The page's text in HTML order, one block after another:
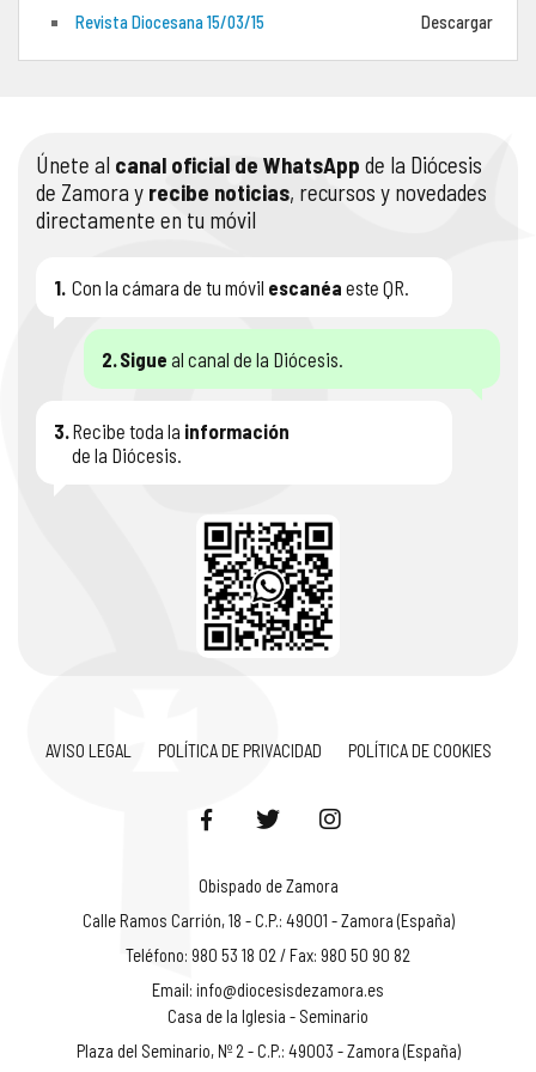
Revista Diocesana 15/03/15 Descargar
Únete al canal oficial de WhatsApp de la Diócesis
de Zamora y recibe noticias, recursos y novedades
directamente en tu móvil
1. Con la cámara de tu móvil escanéa este QR.
2.Sigue al canal de la Diócesis.
3.Recibe toda la información
de la Diócesis.
AVISO LEGAL POLÍTICA DE PRIVACIDAD POLÍTICA DE COOKIES
Obispado de Zamora
Calle Ramos Carrión, 18 - C.P.: 49001 - Zamora (España)
Teléfono: 980 53 18 02 / Fax: 980 50 90 82
Email: info@diocesisdezamora.es
Casa de la Iglesia - Seminario
Plaza del Seminario, Nº 2 - C.P.: 49003 - Zamora (España)
PORTAL DE TRANSPARENCIA
RENDICIÓN CUENTAS ENTIDADES RELIGIOSAS
PREGUNTAS FRECUENTES
APOSTOLADO SEGLAR
VIDA CONSAGRADA
AUDIOS